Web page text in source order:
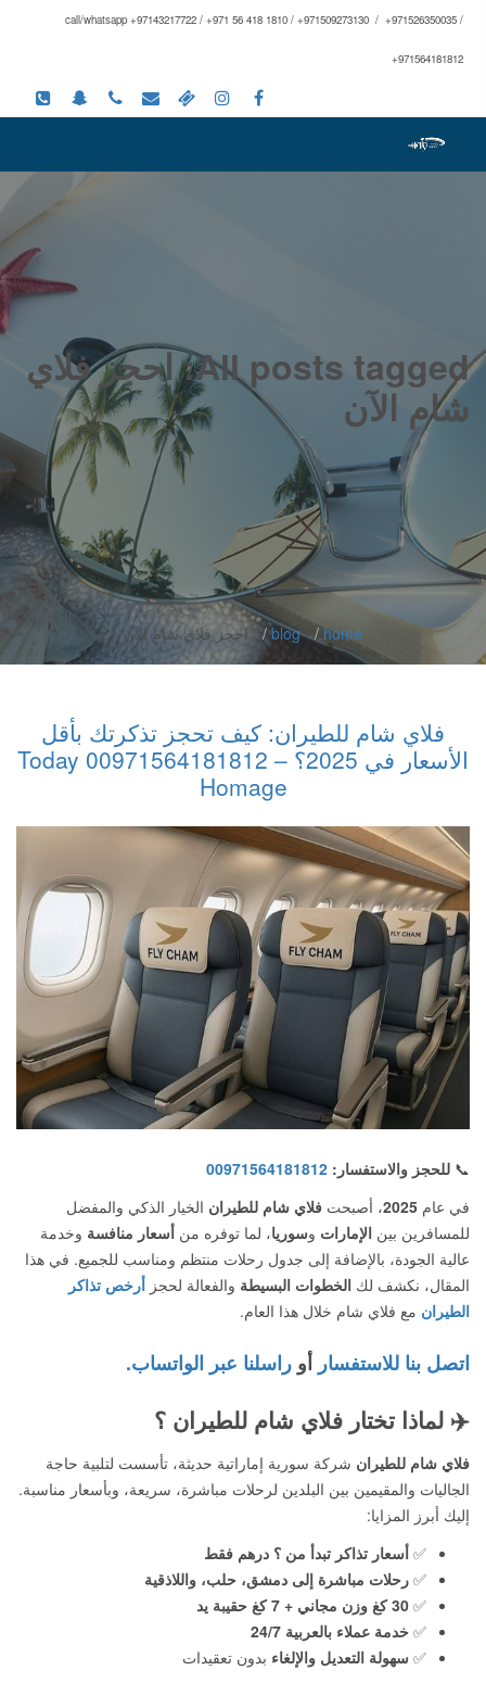
call/whatsapp +97143217722 / +971 56 418 1810 / +971509273130 / +971526350035 /
+971564181812
All posts tagged: احجز فلاي
شام الآن
home
blog احجز فلاي شام الآن
فلاي شام للطيران: كيف تحجز تذكرتك بأقل
الأسعار في 2025؟ – 00971564181812 Today
Homage
📞 للحجز والاستفسار: 00971564181812
في عام 2025، أصبحت فلاي شام للطيران الخيار الذكي والمفضل
للمسافرين بين الإمارات وسوريا، لما توفره من أسعار منافسة وخدمة
عالية الجودة، بالإضافة إلى جدول رحلات منتظم ومناسب للجميع. في هذا
المقال، نكشف لك الخطوات البسيطة والفعالة لحجز أرخص تذاكر
الطيران مع فلاي شام خلال هذا العام.
اتصل بنا للاستفسار أو راسلنا عبر الواتساب.
✈️ لماذا تختار فلاي شام للطيران ؟
فلاي شام للطيران شركة سورية إماراتية حديثة، تأسست لتلبية حاجة
الجاليات والمقيمين بين البلدين لرحلات مباشرة، سريعة، وبأسعار مناسبة.
إليك أبرز المزايا:
✅ أسعار تذاكر تبدأ من ؟ درهم فقط
✅ رحلات مباشرة إلى دمشق، حلب، واللاذقية
✅ 30 كغ وزن مجاني + 7 كغ حقيبة يد
✅ خدمة عملاء بالعربية 24/7
✅ سهولة التعديل والإلغاء بدون تعقيدات